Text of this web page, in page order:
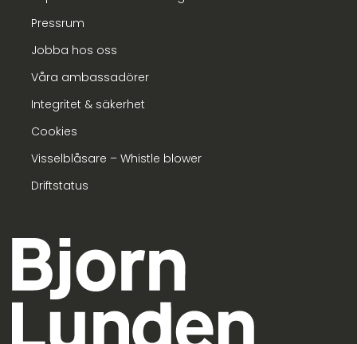
Pressrum
Jobba hos oss
Våra ambassadörer
Integritet & säkerhet
Cookies
Visselblåsare – Whistle blower
Driftstatus